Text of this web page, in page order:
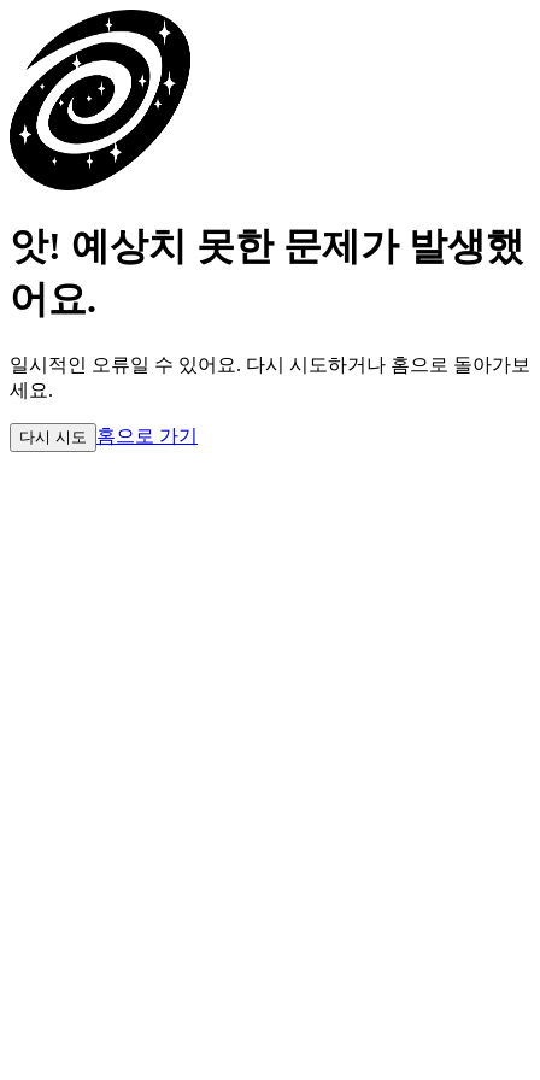
앗! 예상치 못한 문제가 발생했
어요.
일시적인 오류일 수 있어요. 다시 시도하거나 홈으로 돌아가보
세요.
다시 시도 홈으로 가기